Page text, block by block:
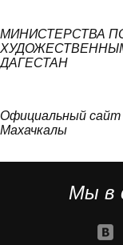
МИНИСТЕРСТВА
ДАГЕСТАН
Официальный
Махачкалы
Мы в